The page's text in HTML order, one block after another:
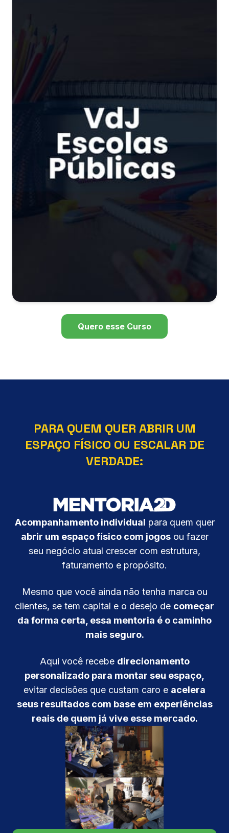
Quero esse Curso
PARA QUEM QUER ABRIR UM
ESPAÇO FÍSICO OU ESCALAR DE
VERDADE:
Acompanhamento individual para quem quer
abrir um espaço físico com jogosou fazer
seu negócio atual crescer com estrutura,
faturamento e propósito.
Mesmo que você ainda não tenha marca ou
clientes, se tem capital e o desejo de começar
da forma certa, essa mentoria é o caminho
mais seguro.
Aqui você recebe direcionamento
personalizado para montar seu espaço,
evitar decisões que custam caro e acelera
seus resultados com base em experiências
reais de quem já vive esse mercado.